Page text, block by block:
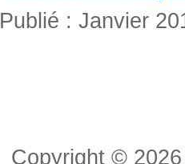
Publié : Janvier
Copyright ©